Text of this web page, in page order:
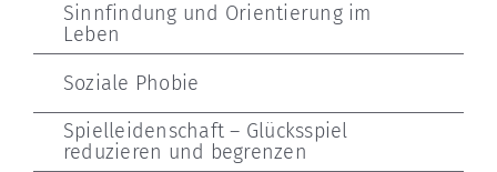
Sinnfindung und Orientierung im
Leben
Soziale Phobie
Spielleidenschaft – Glücksspiel
reduzieren und begrenzen